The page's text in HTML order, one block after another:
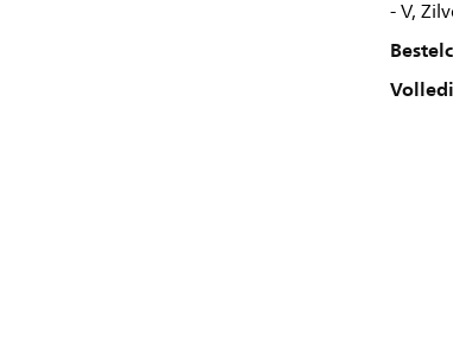
- V,